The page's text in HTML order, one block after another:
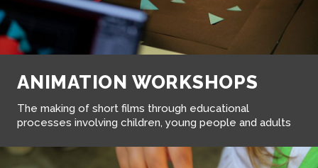
COMPLEMENTARY PROGRAMS
TRAINING COURSES
FILM OF THE MONTH
WATCH FILMS
ANIMATION WORKSHOPS
The making of short films through educational
processes involving children, young people and adults